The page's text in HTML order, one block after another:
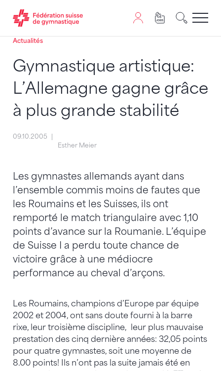
Passer au contenu
Naviguer vers le plan du siten
JavaScript est nécessaire pour naviguer sur ce site.
Actualités
Gymnastique artistique:
L’Allemagne gagne grâce
à plus grande stabilité
09.10.2005
Esther Meier
Les gymnastes allemands ayant dans
l’ensemble commis moins de fautes que
les Roumains et les Suisses, ils ont
remporté le match triangulaire avec 1,10
points d’avance sur la Roumanie. L’équipe
de Suisse I a perdu toute chance de
victoire grâce à une médiocre
performance au cheval d’arçons.
Les Roumains, champions d’Europe par équipe
2002 et 2004, ont sans doute fourni à la barre
rixe, leur troisième discipline, leur plus mauvaise
prestation des cinq dernière années: 32,05 points
pour quatre gymnastes, soit une moyenne de
8.00 points! Ils n’ont pas la suite jamais été en